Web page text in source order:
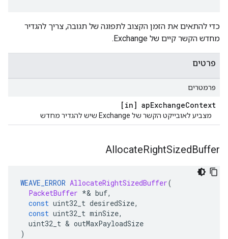
כדי להתאים את הזמן הקצוב לתפוגה של תגובה, צריך להגדיר
מחדש הקשר קיים של Exchange.
פרטים
פרמטרים
[in] apExchangeContext
מצביע לאובייקט הקשר של Exchange שיש להגדיר מחדש
AllocateRightSizedBuffer
WEAVE_ERROR AllocateRightSizedBuffer(
PacketBuffer *& buf,
const uint32_t desiredSize,
const uint32_t minSize,
uint32_t & outMaxPayloadSize
)